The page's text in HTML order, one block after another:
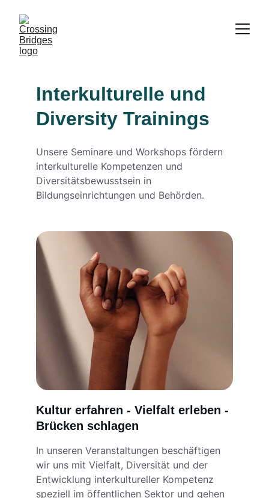
Interkulturelle und
Diversity Trainings
Kultur erfahren - Vielfalt erleben -
Brücken schlagen
Unsere Seminare und Workshops fördern
interkulturelle Kompetenzen und
Diversitätsbewusstsein in
Bildungseinrichtungen und Behörden.
In unseren Veranstaltungen beschäftigen
wir uns mit Vielfalt, Diversität und der
Entwicklung interkultureller Kompetenz
speziell im öffentlichen Sektor und gehen